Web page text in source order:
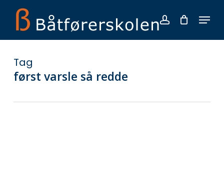
main
content
account
Menu
Tag
først varsle så redde
Menu